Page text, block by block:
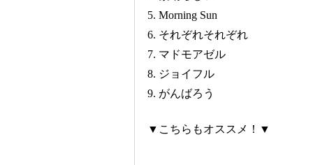
5. Morning Sun
6. それぞれそれぞれ
7. マドモアゼル
8. ジョイフル
9. がんばろう
▼こちらもオススメ！▼